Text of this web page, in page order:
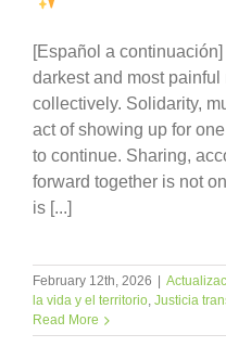
[Español a
darkest and most
collectively. Solidarity,
act of showing up for
to continue. Sharing,
forward together is not
is [...]
February 12th, 2026
la vida y el territorio, Justicia
Read More